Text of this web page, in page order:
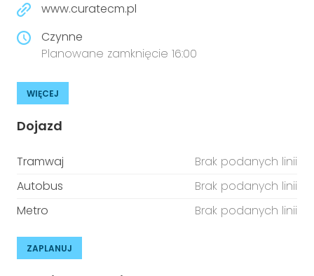
www.curatecm.pl
Czynne
Planowane zamknięcie 16:00
WIĘCEJ
Dojazd
Tramwaj
Brak podanych linii
Autobus
Brak podanych linii
Metro
Brak podanych linii
ZAPLANUJ